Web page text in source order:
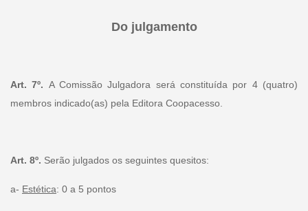
Do julgamento
Art. 7º. A Comissão Julgadora será constituída por 4 (quatro)
membros indicado(as) pela Editora Coopacesso.
Art. 8º. Serão julgados os seguintes quesitos:
a- Estética: 0 a 5 pontos